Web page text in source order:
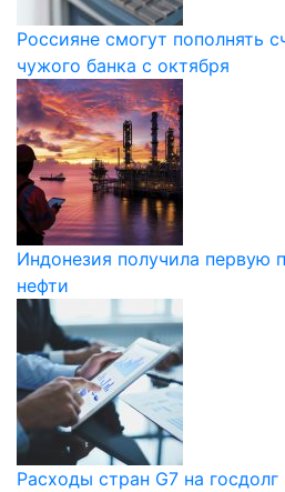
Россияне смогут пополнять
чужого банка с октября
Индонезия получила первую
нефти
Расходы стран G7 на